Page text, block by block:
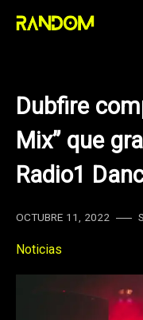
Skip
Dubfire
Mix” que
Radio1
OCTUBRE 11, 2022
Noticias